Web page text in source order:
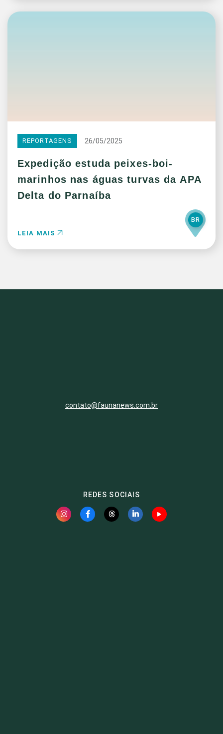
REPORTAGENS 26/05/2025
Expedição estuda peixes-boi-
marinhos nas águas turvas da APA
Delta do Parnaíba
LEIA MAIS
BR
contato@faunanews.com.br
REDES SOCIAIS